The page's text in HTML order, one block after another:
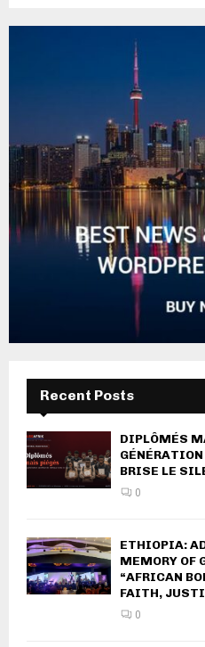
Recent Posts
DIPLÔMÉS
BRISE LE
0
ETHIOPIA:
MEMORY OF
“AFRICAN
FAITH,
0